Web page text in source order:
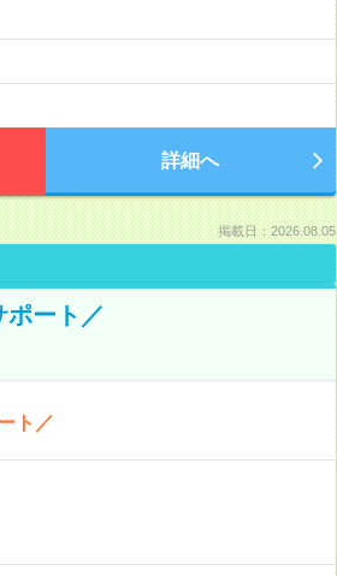
詳細へ
掲載日：2026.08.05
ポート／
ト／